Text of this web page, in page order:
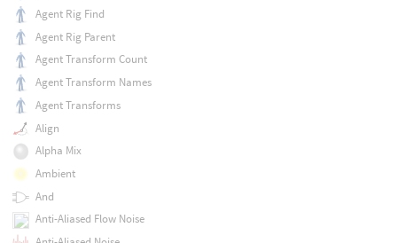
Agent Rig Find
Agent Rig Parent
Agent Transform Count
Agent Transform Names
Agent Transforms
Align
Alpha Mix
Ambient
And
Anti-Aliased Flow Noise